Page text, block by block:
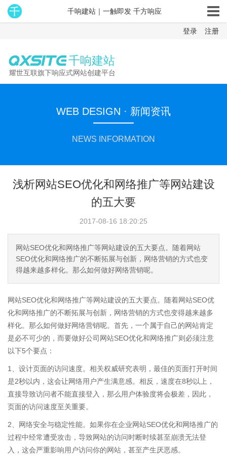
登录 注册
耀世互联旗下响应式网站创建平台
千响建站
WEB DESIGN · 新闻资讯
NEWS INFORMATION
浅析网站SEO优化和网络推广等网站建设
的五大要
2017-08-16 18:20:25
网站SEO优化和网络推广等网站建设的五大要点。随着网站
SEO优化和网络推广的不断拓展与创新，网络营销的方式也变
得越来越多样化。那么如何做好网络营销呢。
网站SEO优化和网络推广等网站建设的五大要点。随着网站SEO优
化和网络推广的不断拓展与创新，网络营销的方式也变得越来越多
样化。那么如何做好网络营销呢。首先，一个属于自己的网站肯定
是必不可少的，而要做好公司网站SEO优化和网络推广则必须注意
以下5个要点：
1、设计页面的访问速度。相关权威研究表明，最佳的页面打开时间
是2秒以内，这会让网络用户产生满意感。相反，速度在8秒以上，
直接导致访问者不能直接登入，那么用户体验度将会极差，因此，
页面的访问速度至关重要。
2、网络安全与稳定性能。如果你在企业网站SEO优化和网络推广的
过程中经常遭受攻击，导致网站的访问时断时续甚至崩溃无法登
入，这会严重影响用户访问你的网站，甚至产生厌恶感。
千响建站｜一触即发 千方响应